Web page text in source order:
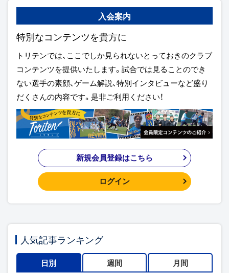
入会案内
特別なコンテンツを貴方に
トリテンでは、ここでしか見られないとっておきのクラブ
コンテンツを提供いたします。試合では見ることのでき
ない選手の素顔、ゲーム解説、特別インタビューなど盛り
だくさんの内容です。是非ご利用ください！
新規会員登録はこちら
ログイン
人気記事ランキング
日別 週間 月間